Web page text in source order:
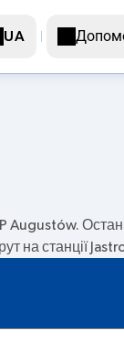
UA
Augustów.
на станції